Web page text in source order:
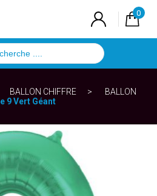
0
BALLON CHIFFRE
BALLON
9 Vert Géant